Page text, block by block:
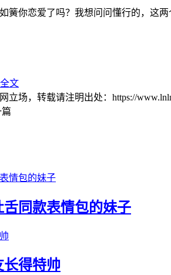
簧你恋爱了吗？我想问问懂行的，这
文
场，转载请注明出处：https://
篇
同款表情包的妹子
长得特帅